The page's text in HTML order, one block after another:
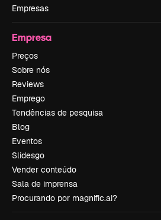
Empresas
Empresa
Preços
Sobre nós
Reviews
Emprego
Tendências de pesquisa
Blog
Eventos
Slidesgo
Vender conteúdo
Sala de imprensa
Procurando por magnific.ai?